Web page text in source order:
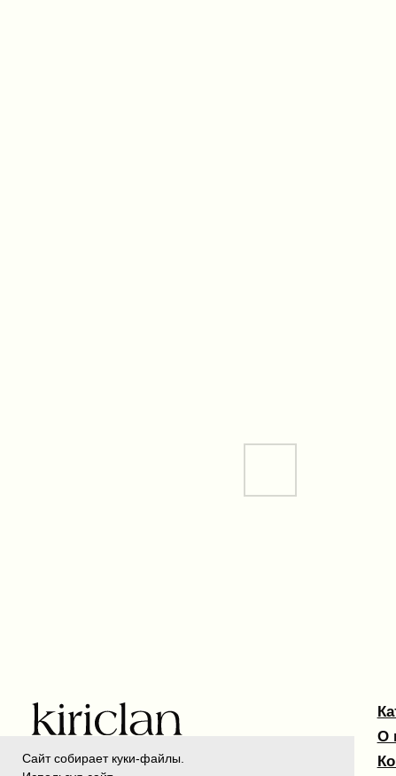
Kiriclan © 2025
Сайт собирает куки-файлы.